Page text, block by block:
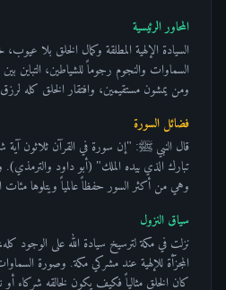
المحاور الرئيسية
السيادة الإلهية المطلقة وكمال الخلق بلا
السماوات والنجوم رجوماً للشياطين، التباين
ومن يمشون مستقيمين، وافتقار الخلق كله لرزق
فضائل السورة
قال النبي ﷺ: "إن سورة في القرآن ثلاثون
تبارك الذي بيده الملك" (أبو داود والترمذي).
وهي من أكثر السور حفظاً عالمياً ويتلوها مئات
سياق النزول
نزلت في مكة لترسيخ سيادة الله على الوجود
المجزّأة للإلهية عند مشركي مكة. وصورة
كان الخلق مثالياً فكيف يكون لخالقه شركاء